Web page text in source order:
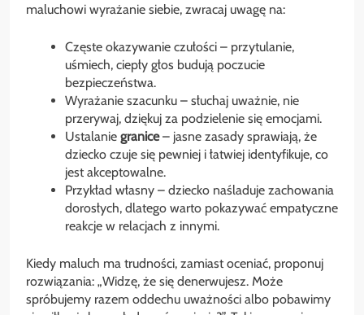
maluchowi wyrażanie siebie, zwracaj uwagę na:
Częste okazywanie czułości – przytulanie,
uśmiech, ciepły głos budują poczucie
bezpieczeństwa.
Wyrażanie szacunku – słuchaj uważnie, nie
przerywaj, dziękuj za podzielenie się emocjami.
Ustalanie granice– jasne zasady sprawiają, że
dziecko czuje się pewniej i łatwiej identyfikuje, co
jest akceptowalne.
Przykład własny – dziecko naśladuje zachowania
dorosłych, dlatego warto pokazywać empatyczne
reakcje w relacjach z innymi.
Kiedy maluch ma trudności, zamiast oceniać, proponuj
rozwiązania: „Widzę, że się denerwujesz. Może
spróbujemy razem oddechu uważności albo pobawimy